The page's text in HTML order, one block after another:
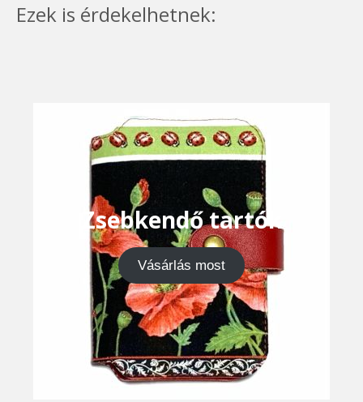
Ezek is érdekelhetnek:
Zsebkendő tartók
Vásárlás most